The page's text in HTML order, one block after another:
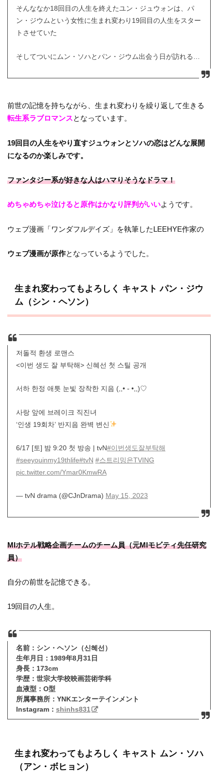
そんななか18回目の人生を終えたユン・ジュウォンは、パ
ン・ジウムという女性に生まれ変わり19回目の人生をスター
トさせていた
そしてついにムン・ソハとパン・ジウム出会う日が訪れる…
前世の記憶を持ちながら、生まれ変わりを繰り返して生きる
転生系ラブロマンスとなっています。
19回目の人生をやり直すジュウォンとソハの恋はどんな展開
になるのか楽しみです。
ファンタジー系が好きな人はハマりそうなドラマ！
めちゃめちゃ泣けると原作はかなり評判がいいようです。
ウェブ漫画「ワンダフルデイズ」を執筆したLEEHYE作家の
ウェブ漫画が原作となっているようでした。
生まれ変わってもよろしく キャストパン・ジウ
ム（シン・ヘソン）
저돌적 환생 로맨스
<이번 생도 잘 부탁해> 신혜선 첫 스틸 공개
서하 한정 애틋 눈빛 장착한 지음 (,,• ֊ •,,)♡
사랑 앞에 브레이크 직진녀
‘인생 19회차’ 반지음 완벽 변신
6/17 [토] 밤 9:20 첫 방송 | tvN#이번생도잘부탁해
#seeyouinmy19thlife#tvN #스트리밍은TVING
pic.twitter.com/Ymar0KmwRA
— tvN drama (@CJnDrama) May 15, 2023
MIホテル戦略企画チームのチーム員（元MIモビティ先任研究
員）
自分の前世を記憶できる。
19回目の人生。
名前：シン・ヘソン（신혜선）
生年月日： 1989年8月31日
身長：173cm
学歴： 世宗大学校映画芸術学科
血液型： O型
所属事務所： YNKエンターテインメント
Instagram： shinhs831
生まれ変わってもよろしく キャスト ムン・ソハ
（アン・ボヒョン）